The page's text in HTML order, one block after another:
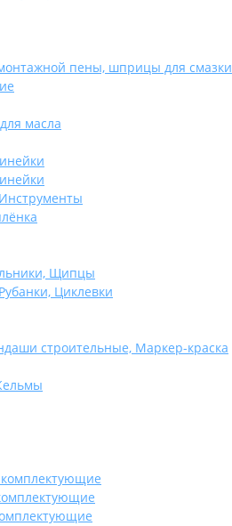
пены, шприцы для смазки
масла
Щипцы
Циклевки
строительные, Маркер-краска